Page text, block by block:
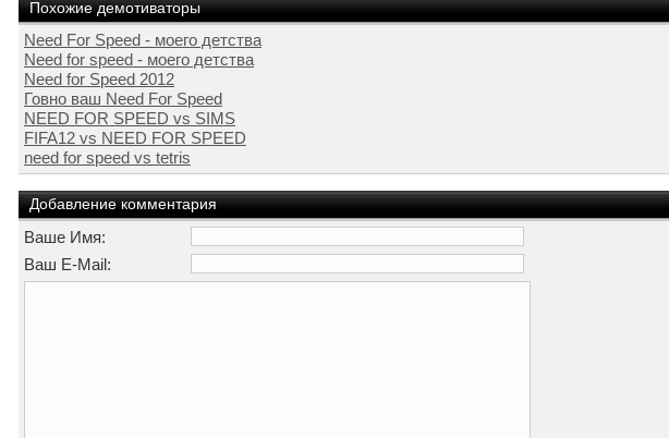
Похожие демотиваторы
Need For Speed - моего детства
Need for speed - моего детства
Need for Speed 2012
Говно ваш Need For Speed
NEED FOR SPEED vs SIMS
FIFA12 vs NEED FOR SPEED
need for speed vs tetris
Добавление комментария
Ваше Имя:
Ваш E-Mail: